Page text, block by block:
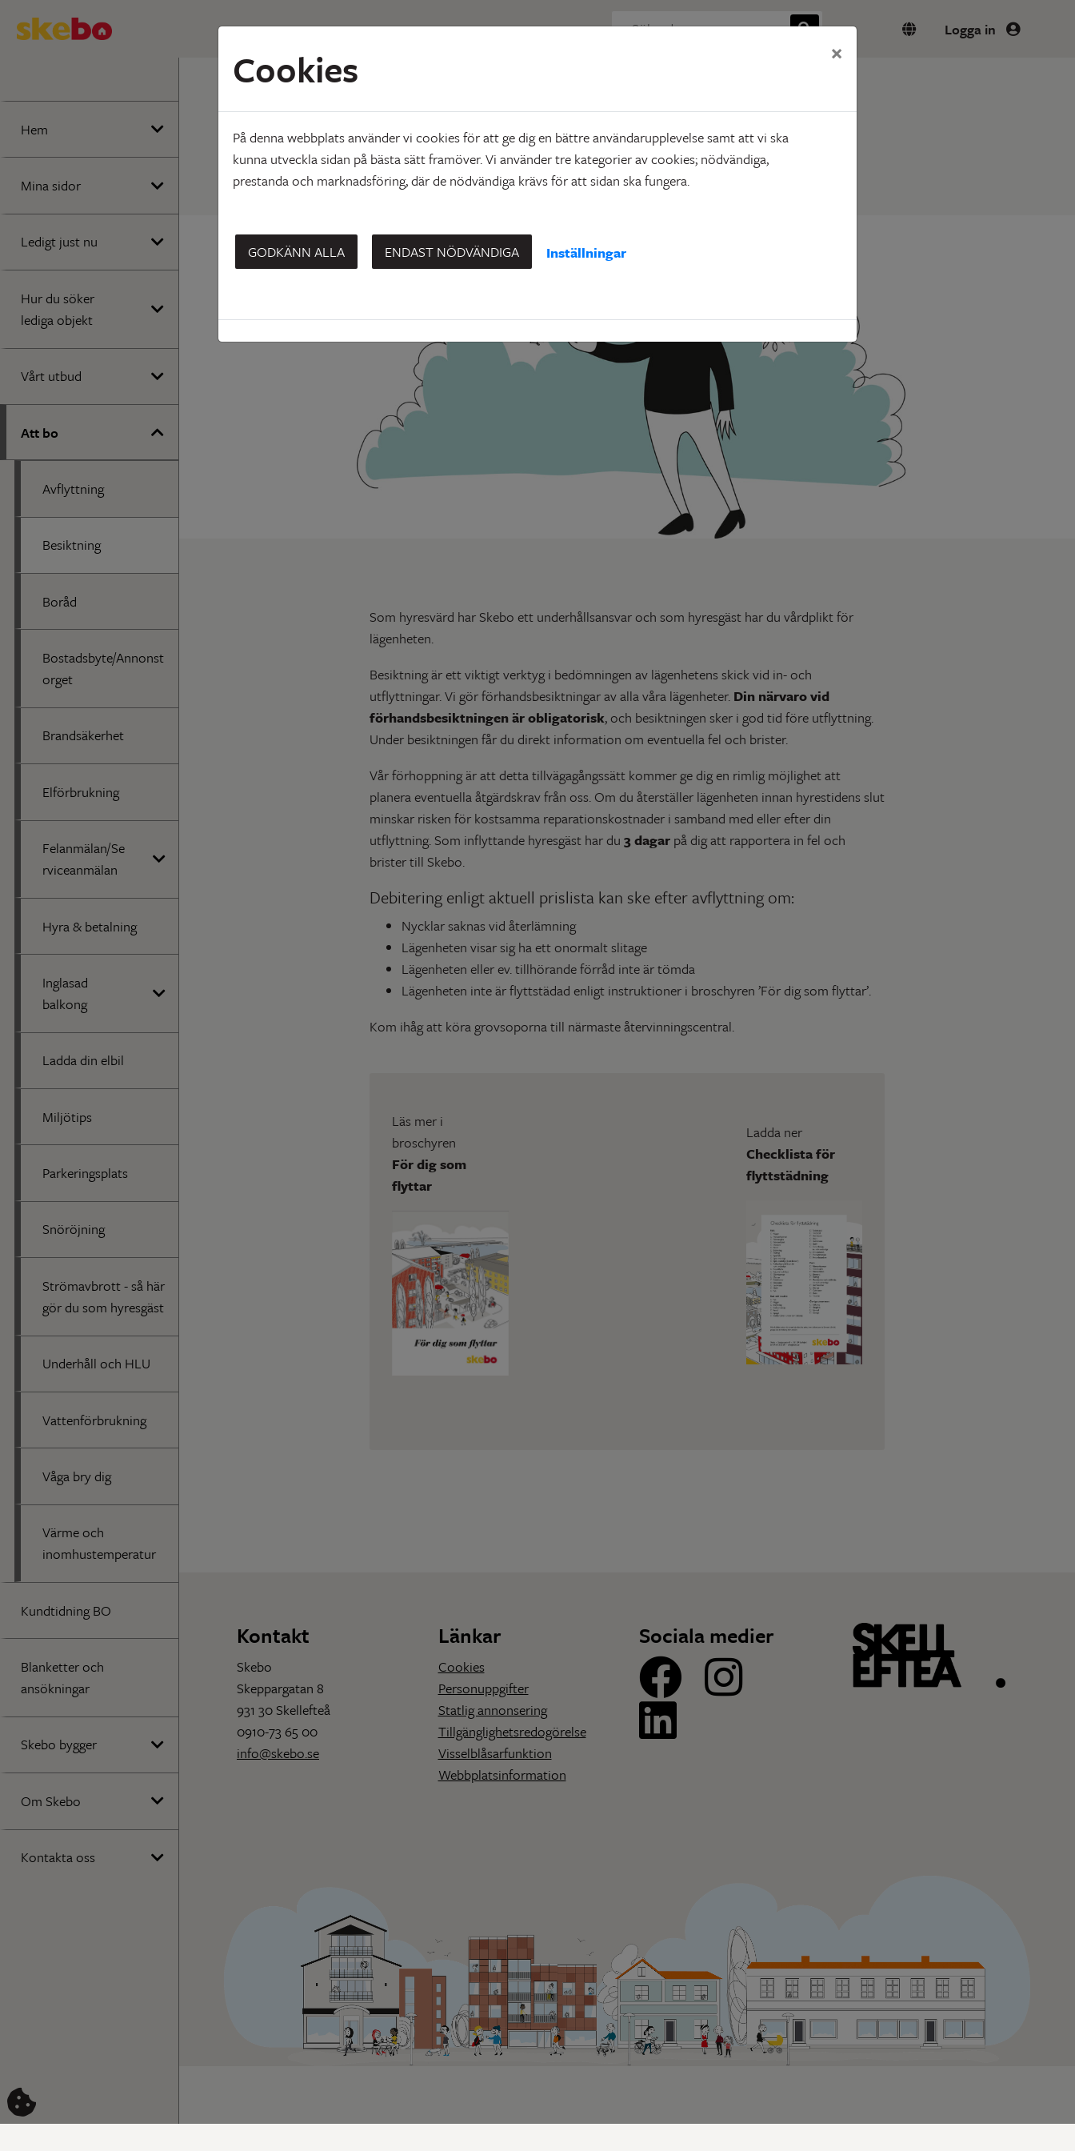
Logga in
Hem
Mina sidor
Ledigt just nu
Hur du söker
lediga objekt
Vårt utbud
Att bo
Avflyttning
Besiktning
Boråd
Bostadsbyte/Annonst
orget
Brandsäkerhet
Elförbrukning
Felanmälan/Se
rviceanmälan
Hyra & betalning
Inglasad
balkong
Ladda din elbil
Miljötips
Parkeringsplats
Snöröjning
Strömavbrott - så här
gör du som hyresgäst
Underhåll och HLU
Vattenförbrukning
Våga bry dig
Värme och
inomhustemperatur
Kundtidning BO
Blanketter och
ansökningar
Skebo bygger
Om Skebo
Kontakta oss
Hem Att bo
Besiktning
Som hyresvärd har Skebo ett underhållsansvar och som hyresgäst har du vårdplikt för
lägenheten.
Besiktning är ett viktigt verktyg i bedömningen av lägenhetens skick vid in- och
utflyttningar. Vi gör förhandsbesiktningar av alla våra lägenheter. Din närvaro vid
förhandsbesiktningen är obligatorisk, och besiktningen sker i god tid före utflyttning.
Under besiktningen får du direkt information om eventuella fel och brister.
Vår förhoppning är att detta tillvägagångssätt kommer ge dig en rimlig möjlighet att
planera eventuella åtgärdskrav från oss. Om du återställer lägenheten innan hyrestidens slut
minskar risken för kostsamma reparationskostnader i samband med eller efter din
utflyttning. Som inflyttande hyresgäst har du 3 dagarpå dig att rapportera in fel och
brister till Skebo.
Debitering enligt aktuell prislista kan ske efter avflyttning om:
Nycklar saknas vid återlämning
Lägenheten visar sig ha ett onormalt slitage
Lägenheten eller ev. tillhörande förråd inte är tömda
Lägenheten inte är flyttstädad enligt instruktioner i broschyren ’För dig som flyttar’.
Kom ihåg att köra grovsoporna till närmaste återvinningscentral.
Läs mer i
broschyren
För dig som
flyttar
Ladda ner
Checklista för
flyttstädning
Kontakt
Skebo
Skeppargatan 8
931 30 Skellefteå
0910-73 65 00
info@skebo.se
Länkar
Cookies
Personuppgifter
Statlig annonsering
Tillgänglighetsredogörelse
Visselblåsarfunktion
Webbplatsinformation
Sociala medier
Cookies ×
På denna webbplats använder vi cookies för att ge dig en bättre användarupplevelse samt att vi ska
kunna utveckla sidan på bästa sätt framöver. Vi använder tre kategorier av cookies; nödvändiga,
prestanda och marknadsföring, där de nödvändiga krävs för att sidan ska fungera.
GODKÄNN ALLA ENDAST NÖDVÄNDIGA Inställningar